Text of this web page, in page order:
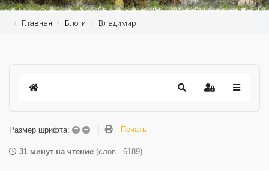
Главная Блоги Владимир
Размер шрифта: + – Печать
31 минут на чтение (слов - 6189)